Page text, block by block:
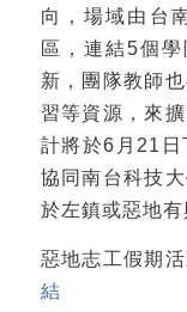
向，場域由台
區，連結5個
新，團隊教師
習等資源，來
計將於6月21日
協同南台科技
於左鎮或惡地有
惡地志工假期
結